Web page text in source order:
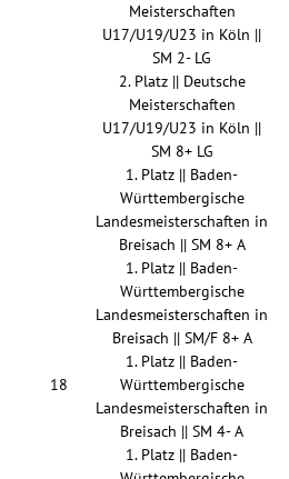
18
Meisterschaften
U17/U19/U23 in Köln ||
SM 2- LG
2. Platz || Deutsche
Meisterschaften
U17/U19/U23 in Köln ||
SM 8+ LG
1. Platz || Baden-
Württembergische
Landesmeisterschaften in
Breisach || SM 8+ A
1. Platz || Baden-
Württembergische
Landesmeisterschaften in
Breisach || SM/F 8+ A
1. Platz || Baden-
Württembergische
Landesmeisterschaften in
Breisach || SM 4- A
1. Platz || Baden-